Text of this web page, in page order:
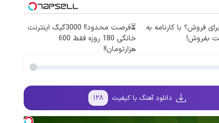
فروش؟ با کارنامه به
بفروش!
⏳فرصت محدود!! 3000گیگ اینترنت
خانگی 180 روزه فقط 600
هزارتومان!!
دانلود آهنگ با کیفیت ۱۲۸